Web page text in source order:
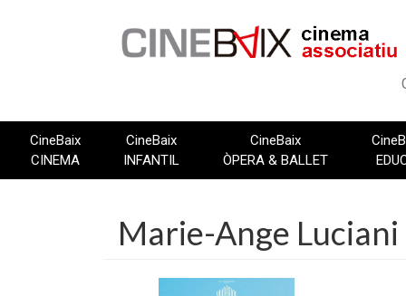
CineBaix
CINEMA
CineBaix
INFANTIL
CineBaix
ÒPERA & BALLET
Marie-Ange Luciani